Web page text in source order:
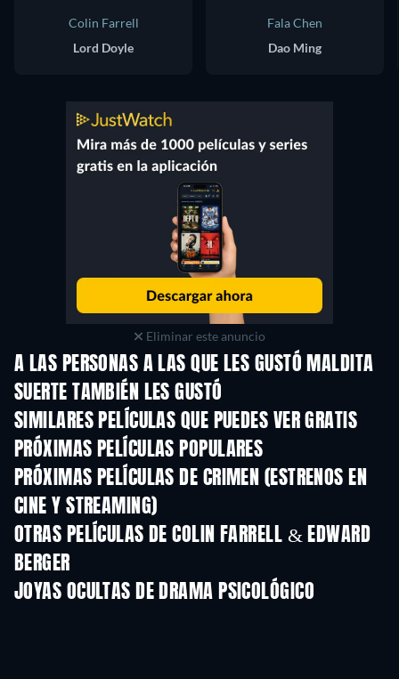
Colin Farrell
Lord Doyle
Fala Chen
Dao Ming
Eliminar este anuncio
A LAS PERSONAS A LAS QUE LES GUSTÓ MALDITA
SUERTE TAMBIÉN LES GUSTÓ
SIMILARES PELÍCULAS QUE PUEDES VER GRATIS
PRÓXIMAS PELÍCULAS POPULARES
PRÓXIMAS PELÍCULAS DE CRIMEN (ESTRENOS EN
CINE Y STREAMING)
OTRAS PELÍCULAS DE COLIN FARRELL & EDWARD
BERGER
JOYAS OCULTAS DE DRAMA PSICOLÓGICO